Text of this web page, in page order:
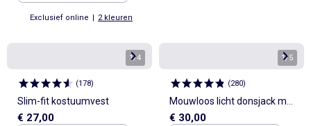
Exclusief online | 2 kleuren
1/4
(178)
Slim-fit kostuumvest
€ 27,00
1/5
(280)
Mouwloos licht donsjack met
opstaande kraag
€ 30,00